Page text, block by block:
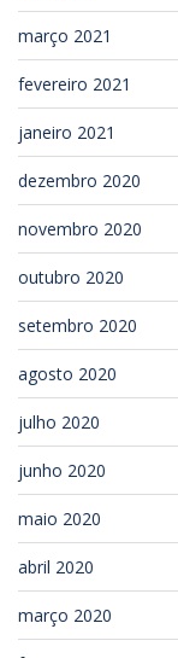
março 2021
fevereiro 2021
janeiro 2021
dezembro 2020
novembro 2020
outubro 2020
setembro 2020
agosto 2020
julho 2020
junho 2020
maio 2020
abril 2020
março 2020